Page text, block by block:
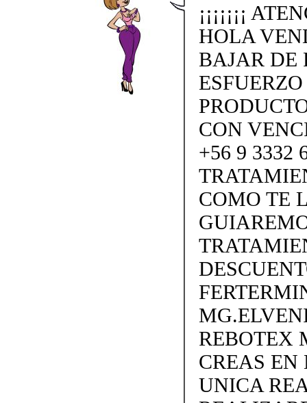
¡¡¡¡¡¡¡
HOLA
BAJAR DE
CON
+56 9 3332
COMO TE
REBOTEX
CREAS EN
UNICA